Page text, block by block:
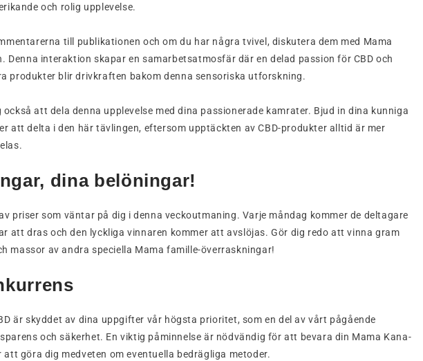
och rolig upplevelse.
till publikationen och om du har några tvivel, diskutera dem med Mama
Denna interaktion skapar en samarbetsatmosfär där en delad passion för CBD och
produkter blir drivkraften bakom denna sensoriska utforskning.
att dela denna upplevelse med dina passionerade kamrater. Bjud in dina kunniga
att delta i den här tävlingen, eftersom upptäckten av CBD-produkter alltid är mer
dina belöningar!
priser som väntar på dig i denna veckoutmaning. Varje måndag kommer de deltagare
att dras och den lyckliga vinnaren kommer att avslöjas. Gör dig redo att vinna gram
massor av andra speciella Mama famille-överraskningar!
är skyddet av dina uppgifter vår högsta prioritet, som en del av vårt pågående
och säkerhet. En viktig påminnelse är nödvändig för att bevara din Mama Kana-
att göra dig medveten om eventuella bedrägliga metoder.